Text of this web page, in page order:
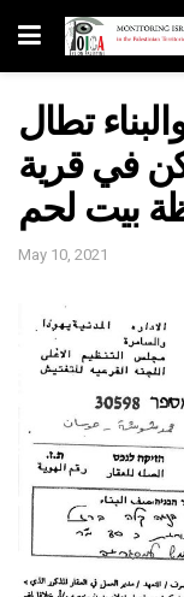
تطال
في قرية
بيت لحم
May 10, 2021